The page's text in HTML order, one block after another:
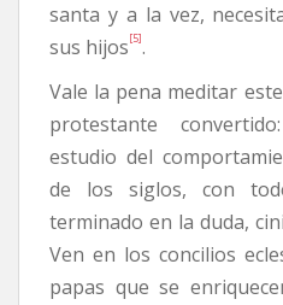
santa y a la vez,
sus hijos[5].
Vale la pena meditar
protestante
estudio del
de los siglos, con
terminado en la duda,
Ven en los concilios
papas que se